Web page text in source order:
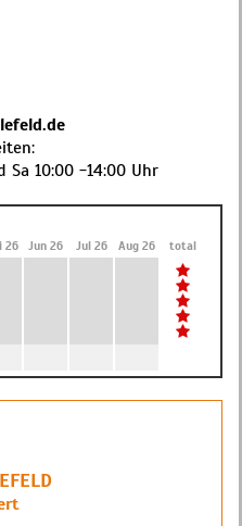
Sa 10:00 -14:00 Uhr
26 Jun 26 Jul 26 Aug 26 total